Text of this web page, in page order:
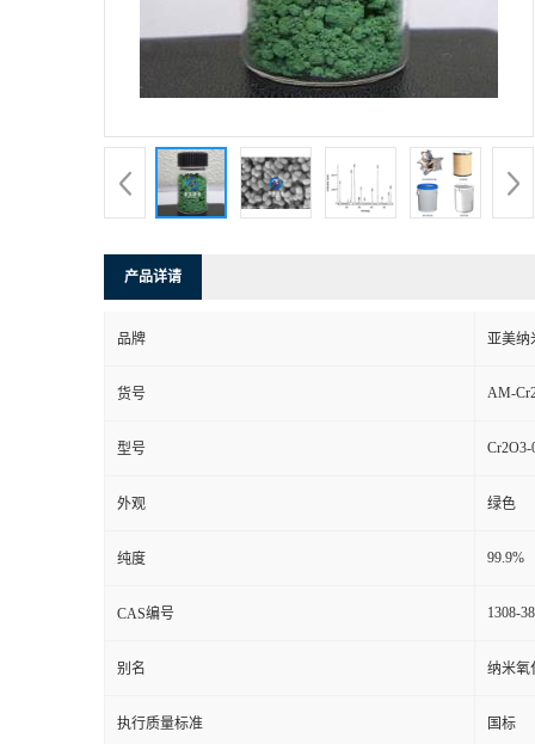
产品详请
品牌 亚美纳
货号 AM-
型号 Cr2O3-
外观 绿色
纯度 99.9%
CAS编号 1308-
别名 纳米氧
执行质量标准 国标